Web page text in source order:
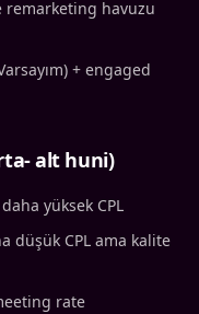
remarketing havuzu
+ engaged
alt huni)
yüksek CPL
düşük CPL ama kalite
rate